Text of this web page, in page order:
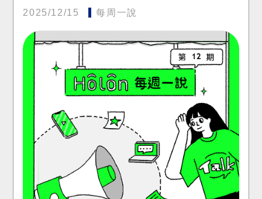
2025/12/15 每周一說